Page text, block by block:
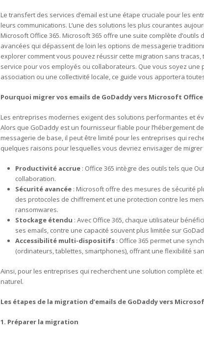
Le transfert des services d’email est une étape cruciale pour les
leurs communications. L’une des solutions les plus courantes
Microsoft Office 365. Microsoft 365 offre une suite complète
avancées qui dépassent de loin les options de messagerie
explorer comment vous pouvez réussir cette migration sans
service pour vos employés ou collaborateurs. Que vous soyez
association ou une collectivité locale, ce guide vous apportera
Pourquoi migrer vos emails de GoDaddy vers Microsoft Office
Les entreprises modernes exigent des solutions performantes et
Alors que GoDaddy est un fournisseur fiable pour l’hébergement
messagerie de base, il peut être limité pour les entreprises qui
quelques raisons pour lesquelles vous devriez envisager de migrer
Productivité accrue : Office 365 intègre des outils tels que
collaboration.
Sécurité avancée : Microsoft offre des mesures de sécurité
des protocoles de chiffrement et une protection contre les
ransomwares.
Stockage étendu : Avec Office 365, chaque utilisateur
ses emails, contre une capacité souvent plus limitée sur
Accessibilité multi-dispositifs : Office 365 permet une
(ordinateurs, tablettes, smartphones), offrant une flexibilité
Ainsi, pour les entreprises qui recherchent une solution complète
naturel.
Les étapes de la migration d’emails de GoDaddy vers
1. Préparer la migration